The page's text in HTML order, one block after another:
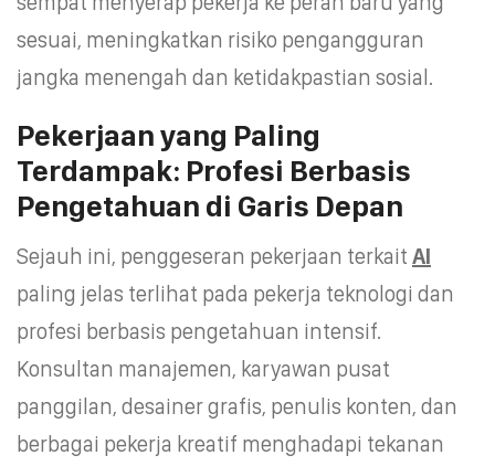
sesuai, meningkatkan risiko pengangguran
jangka menengah dan ketidakpastian sosial.
Pekerjaan yang Paling
Terdampak: Profesi Berbasis
Pengetahuan di Garis Depan
Sejauh ini, penggeseran pekerjaan terkait AI
paling jelas terlihat pada pekerja teknologi dan
profesi berbasis pengetahuan intensif.
Konsultan manajemen, karyawan pusat
panggilan, desainer grafis, penulis konten, dan
berbagai pekerja kreatif menghadapi tekanan